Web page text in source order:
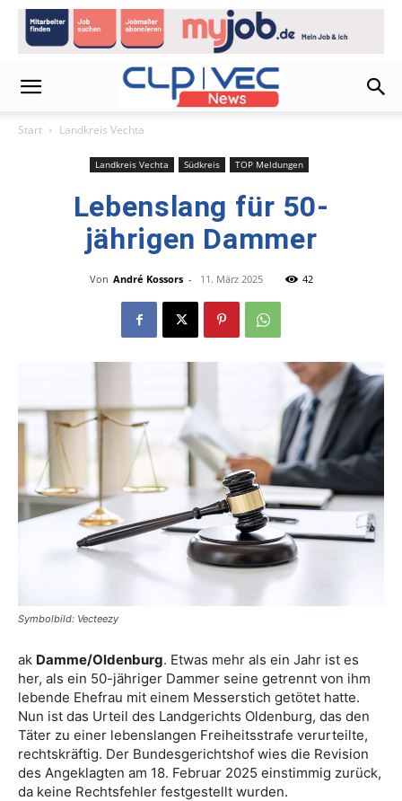
Start Landkreis Vechta
Landkreis Vechta Südkreis TOP Meldungen
Lebenslang für 50-
jährigen Dammer
Von André Kossors - 11. März 2025 42
Symbolbild: Vecteezy
ak Damme/Oldenburg. Etwas mehr als ein Jahr ist es
her, als ein 50-jähriger Dammer seine getrennt von ihm
lebende Ehefrau mit einem Messerstich getötet hatte.
Nun ist das Urteil des Landgerichts Oldenburg, das den
Täter zu einer lebenslangen Freiheitsstrafe verurteilte,
rechtskräftig. Der Bundesgerichtshof wies die Revision
des Angeklagten am 18. Februar 2025 einstimmig zurück,
da keine Rechtsfehler festgestellt wurden.